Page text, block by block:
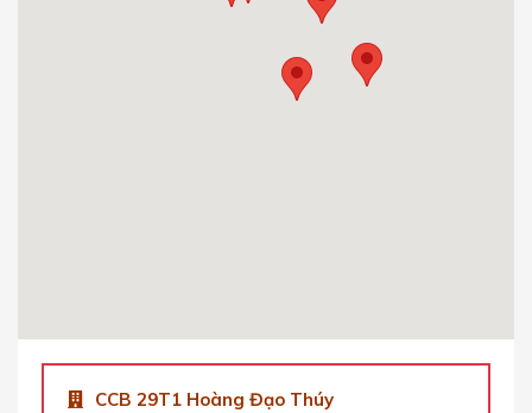
Tòa nhà 29T1, Hoàng Đạo Thúy, Trung Hòa,
Cầu Giấy, Hà Nội, Việt Nam.
CCB 29T1 Hoàng Đạo Thúy